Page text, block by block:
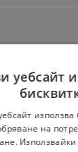
уебсайт
използва
на